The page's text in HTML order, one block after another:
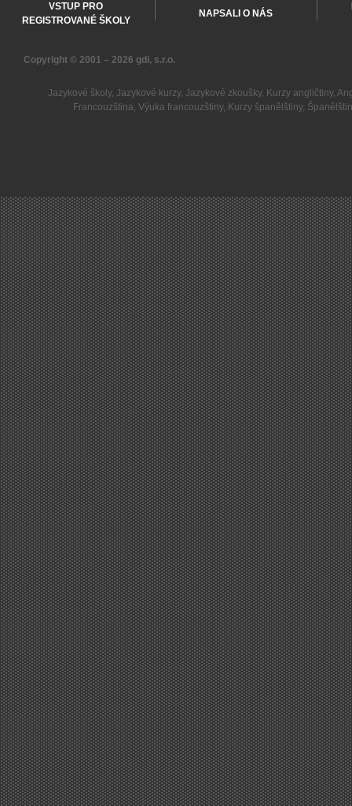
VSTUP PRO
REGISTROVANÉ ŠKOLY
NAPSALI O NÁS
Copyright © 2001 – 2026 gdi, s.r.o.
Jazykové školy, Jazykové kurzy, Jazykové zkoušky, Kurzy angličtiny,
Francouzština,Výuka francouzštiny, Kurzy španělštiny,